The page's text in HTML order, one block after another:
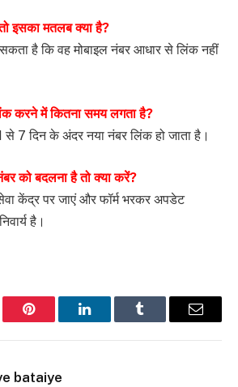
इसका मतलब क्या है?
है कि वह मोबाइल नंबर आधार से लिंक नहीं
करने में कितना समय लगता है?
से 7 दिन के अंदर नया नंबर लिंक हो जाता है।
को बदलना है तो क्या करें?
केंद्र पर जाएं और फॉर्म भरकर अपडेट
है।
Pinterest LinkedInTumblr Email
bataiye